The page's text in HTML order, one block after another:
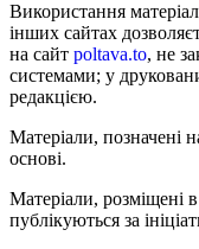
Використання
інших сайтах
на сайт poltava.to, не
системами; у
редакцією.
Матеріали, позначені
основі.
Матеріали, розміщені
публікуються за